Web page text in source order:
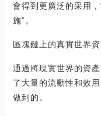
會得到更廣泛的采用
施”。
區塊鏈上的真實世界資
通過將現實世界的資
了大量的流動性和效
做到的。